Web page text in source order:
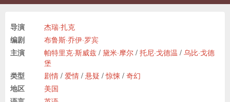
导演
杰瑞·扎克
编剧
布鲁斯·乔伊·罗宾
主演
帕特里克·斯威兹 / 黛米·摩尔 / 托尼·戈德温 / 乌比·戈德
堡
类型
剧情 / 爱情 / 悬疑 /惊悚 / 奇幻
地区
美国